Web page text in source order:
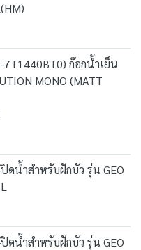
7T1440BT0) ก๊อกน้ำเย็น
MONO (MATT
ดน้ำสำหรับฝักบัว รุ่น GEO
ดน้ำสำหรับฝักบัว รุ่น GEO